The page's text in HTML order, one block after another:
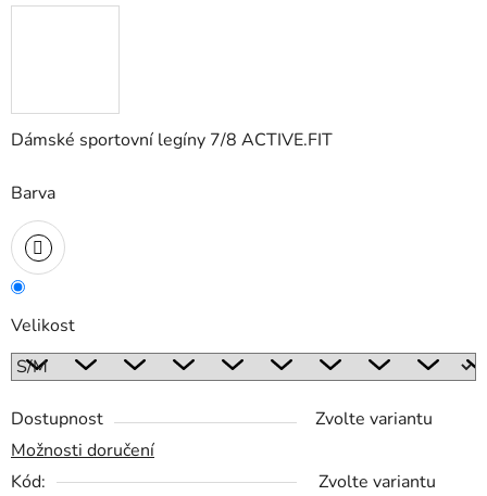
Dámské sportovní legíny 7/8 ACTIVE.FIT
Barva
Velikost
Dostupnost
Zvolte variantu
Možnosti doručení
Kód:
Zvolte variantu